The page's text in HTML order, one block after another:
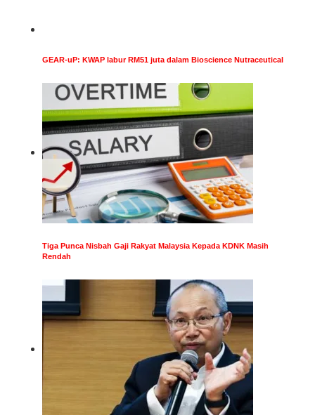
GEAR-uP: KWAP labur RM51 juta dalam Bioscience Nutraceutical
Tiga Punca Nisbah Gaji Rakyat Malaysia Kepada KDNK Masih
Rendah